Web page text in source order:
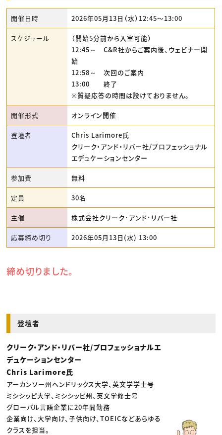
開催日時 2026年05月13日（水）12:45〜13:00
スケジュール
（開始5分前から入室可能）
12:45～ C&R社からご案内後、ウェビナー開
始
12:58～ 次回のご案内
13:00 終了
※質疑応答の時間は設けておりません。
開催形式 オンライン開催
登壇者
Chris Larimore氏
クリーク・アンド・リバー社/プロフェッショナル
エデュケーションセンター
参加費 無料
定員 30名
主催 株式会社クリーク･アンド･リバー社
応募締め切り 2026年05月13日(水) 13:00
締め切りました。
登壇者
クリーク・アンド・リバー社/プロフェッショナルエ
デュケーションセンター
Chris Larimore氏
アーカンソー州ヘンドリックス大学、英文学学士号
ミシシッピ大学、ミシシッピ州、英文学修士号
グローバル言語企業に20年間勤務
企業向け、大学向け、子供向け、TOEICなどあらゆる
クラスを担当。